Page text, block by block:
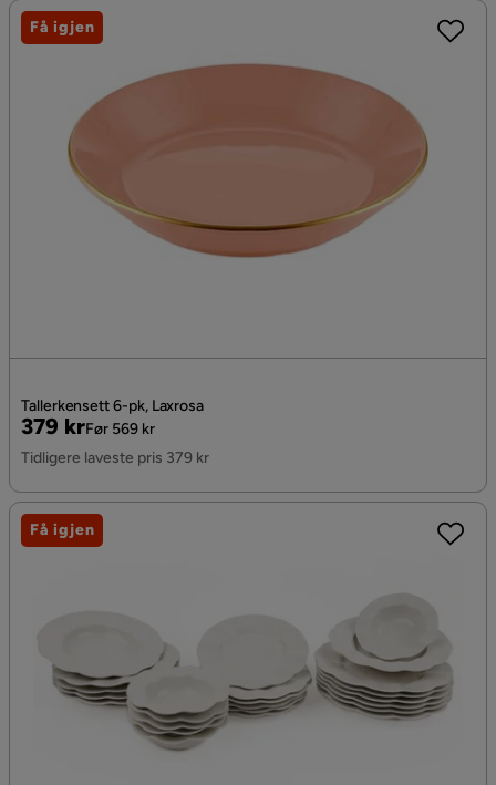
Tallerkensett 6-pk, Laxrosa
Pris
379 kr
Original
Pris
Før 569 kr
Tidligere laveste pris 379 kr
Få igjen
Få igjen